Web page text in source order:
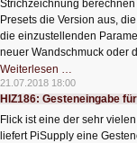
Strichzeichnung
Presets die Version aus,
die einzustellenden
neuer Wandschmuck oder
Weiterlesen …
Vom
Foto
zur
21.07.2018 18:00
HIZ186: Gesteneingabe
Flick ist eine der sehr
liefert PiSupply eine